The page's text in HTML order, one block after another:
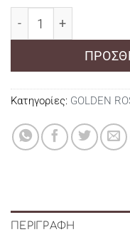
Κατηγορίες: GOLDEN
ΠΕΡΙΓΡΑΦΉ